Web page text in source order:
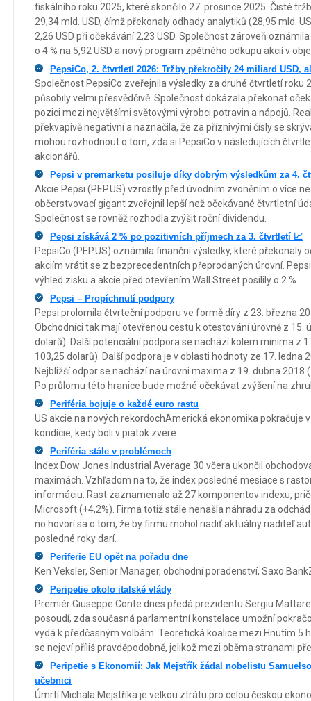
fiskálního roku 2025, které skončilo 27. prosince 2025. Čisté
29,34 mld. USD, čímž překonaly odhady analytiků (28,95 mld.
2,26 USD při očekávání 2,23 USD. Společnost zároveň
o 4 % na 5,92 USD a nový program zpětného odkupu akcií v
PepsiCo, 2. čtvrtletí 2026: Tržby překročily 24 miliard USD,
Společnost PepsiCo zveřejnila výsledky za druhé čtvrtletí roku
působily velmi přesvědčivě. Společnost dokázala překonat
pozici mezi největšími světovými výrobci potravin a nápojů.
překvapivě negativní a naznačila, že za příznivými čísly se
mohou rozhodnout o tom, zda si PepsiCo v následujících
akcionářů.
Pepsi v premarketu posiluje díky dobrým výsledkům za 4.
Akcie Pepsi (PEP.US) vzrostly před úvodním zvoněním o více
občerstvovací gigant zveřejnil lepší než očekávané čtvrtletní
Společnost se rovněž rozhodla zvýšit roční dividendu.
Pepsi získává 2 % po pozitivních příjmech za 3. čtvrtletí 📈
PepsiCo (PEP.US) oznámila finanční výsledky, které překonaly
akciím vrátit se z bezprecedentních přeprodaných úrovní.
výhled zisku a akcie před otevřením Wall Street posílily o 2 %.
Pepsi – Propíchnutí podpory
Pepsi prolomila čtvrteční podporu ve formě díry z 23. března
Obchodníci tak mají otevřenou cestu k otestování úrovně z 15.
dolarů). Další potenciální podpora se nachází kolem minima z
103,25 dolarů). Další podpora je v oblasti hodnoty ze 17. ledna
Nejbližší odpor se nachází na úrovni maxima z 19. dubna 2018
Po průlomu této hranice bude možné očekávat zvýšení na
Periféria bojuje o každé euro rastu
US akcie na nových rekordochAmerická ekonomika pokračuje
kondície, kedy boli v piatok zvere...
Periféria stále v problémoch
Index Dow Jones Industrial Average 30 včera ukončil
maximách. Vzhľadom na to, že index posledné mesiace s
informáciu. Rast zaznamenalo až 27 komponentov indexu,
Microsoft (+4,2%). Firma totiž stále nenašla náhradu za
no hovorí sa o tom, že by firmu mohol riadiť aktuálny riaditeľ
posledné roky darí.
Periferie EU opět na pořadu dne
Ken Veksler, Senior Manager, obchodní poradenství, Saxo
Peripetie okolo italské vlády
Premiér Giuseppe Conte dnes předá prezidentu Sergiu
posoudí, zda současná parlamentní konstelace umožní
vydá k předčasným volbám. Teoretická koalice mezi Hnutím 5
se nejeví příliš pravděpodobně, jelikož mezi oběma stranami
Peripetie s Ekonomií: Jak Mejstřík žádal nobelistu
učebnici
Úmrtí Michala Mejstříka je velkou ztrátu pro celou českou